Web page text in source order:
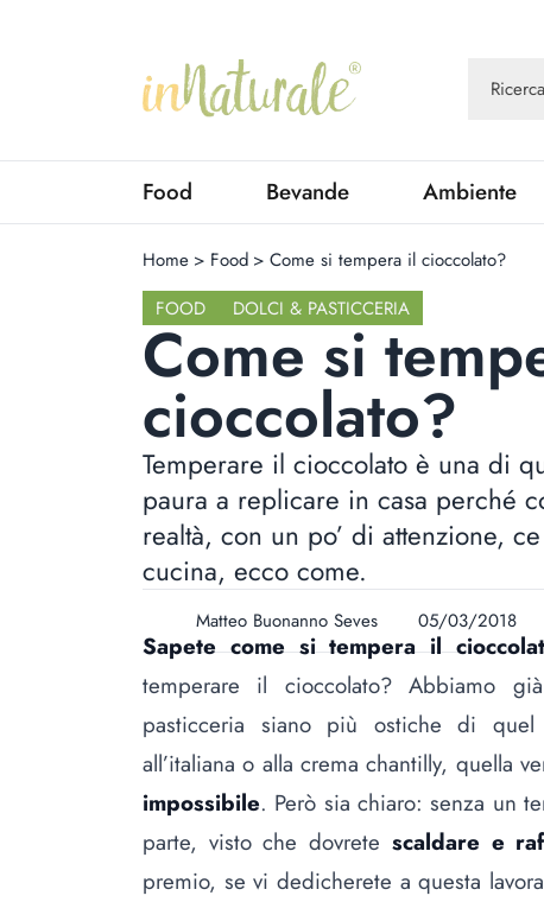
Food Bevande Ambiente
Home > Food > Come si tempera il cioccolato?
FOOD
DOLCI & PASTICCERIA
Come si
cioccolato?
Temperare il cioccolato è una di
paura a replicare in casa perché
realtà, con un po’ di attenzione,
cucina, ecco come.
Matteo Buonanno Seves 05/03/2018
Sapete come si tempera il
temperare il cioccolato? Abbiamo
pasticceria siano più ostiche di
all’italiana o allacrema chantilly, quella
impossibile. Però sia chiaro: senza un
parte, visto che dovrete scaldare e
premio, se vi dedicherete a questa